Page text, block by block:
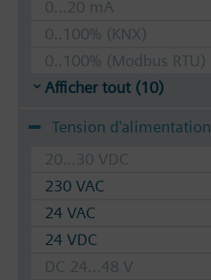
0...20 mA
0..100% (KNX)
0..100% (Modbus RTU)
Afficher tout (10)
Tension d'alimentation
20...30 VDC
230 VAC
24 VAC
24 VDC
DC 24...48 V